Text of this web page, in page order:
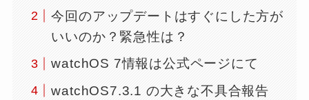
今回のアップデートはすぐにした方が
いいのか？緊急性は？
watchOS 7情報は公式ページにて
watchOS7.3.1 の大きな不具合報告